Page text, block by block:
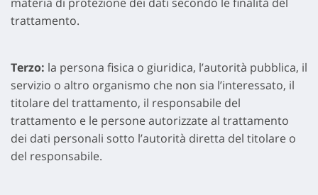
trattamento.
Terzo: la persona fisica o giuridica, l’autorità pubblica, il
servizio o altro organismo che non sia l’interessato, il
titolare del trattamento, il responsabile del
trattamento e le persone autorizzate al trattamento
dei dati personali sotto l’autorità diretta del titolare o
del responsabile.